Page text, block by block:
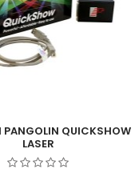
PANGOLIN QUICKSHOW
LASER